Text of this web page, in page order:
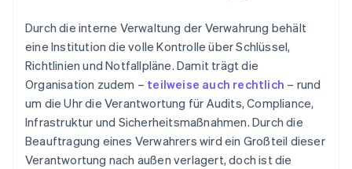
Durch die interne Verwaltung der Verwahrung behält
eine Institution die volle Kontrolle über Schlüssel,
Richtlinien und Notfallpläne. Damit trägt die
Organisation zudem – teilweise auch rechtlich – rund
um die Uhr die Verantwortung für Audits, Compliance,
Infrastruktur und Sicherheitsmaßnahmen. Durch die
Beauftragung eines Verwahrers wird ein Großteil dieser
Verantwortung nach außen verlagert, doch ist die